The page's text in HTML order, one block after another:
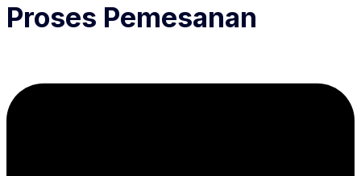
Proses Pemesanan